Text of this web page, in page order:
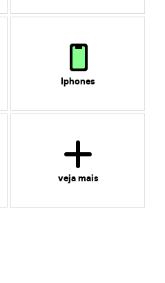
Iphones
veja mais